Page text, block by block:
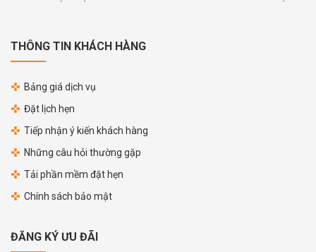
THÔNG TIN KHÁCH HÀNG
Bảng giá dịch vụ
Đặt lịch hẹn
Tiếp nhận ý kiến khách hàng
Những câu hỏi thường gặp
Tải phần mềm đặt hẹn
Chính sách bảo mật
ĐĂNG KÝ ƯU ĐÃI